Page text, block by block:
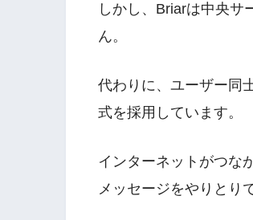
しかし、Briarは中央サ
ん。
代わりに、ユーザー同
式を採用しています。
インターネットがつな
メッセージをやりとり